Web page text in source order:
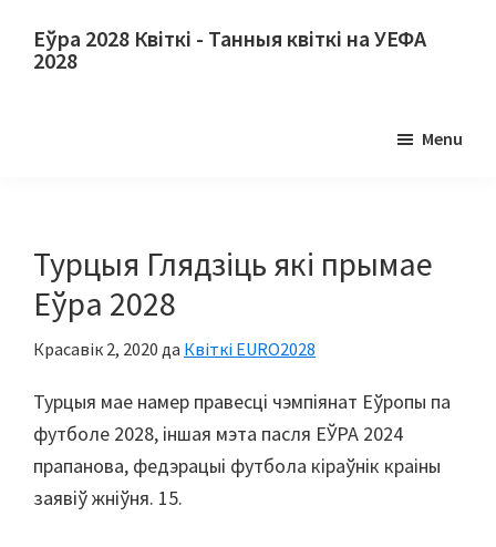
Еўра 2028 Квіткі - Танныя квіткі на УЕФА
2028
Квіткі
на
чэмпіянат
Еўрапейскага
УЕФА,
Уэмблі
Лондан,
Манчэстэр,
Menu
Турцыя Глядзіць які прымае
Еўра 2028
Красавік 2, 2020 да Квіткі EURO2028
Турцыя мае намер правесці чэмпіянат Еўропы па
футболе 2028, іншая мэта пасля ЕЎРА 2024
прапанова, федэрацыі футбола кіраўнік краіны
заявіў жніўня. 15.